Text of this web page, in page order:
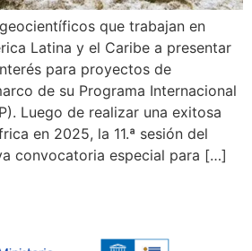
que trabajan en
Latina y el Caribe a presentar
para proyectos de
de su Programa Internacional
Luego de realizar una exitosa
en 2025, la 11.ª sesión del
convocatoria especial para […]